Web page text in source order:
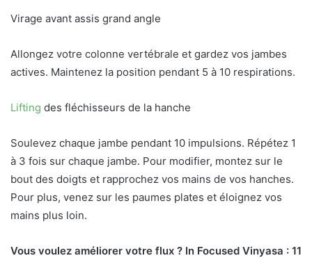
Virage avant assis grand angle
Allongez votre colonne vertébrale et gardez vos jambes
actives. Maintenez la position pendant 5 à 10 respirations.
Lifting des fléchisseurs de la hanche
Soulevez chaque jambe pendant 10 impulsions. Répétez 1
à 3 fois sur chaque jambe. Pour modifier, montez sur le
bout des doigts et rapprochez vos mains de vos hanches.
Pour plus, venez sur les paumes plates et éloignez vos
mains plus loin.
Vous voulez améliorer votre flux ? In Focused Vinyasa : 11